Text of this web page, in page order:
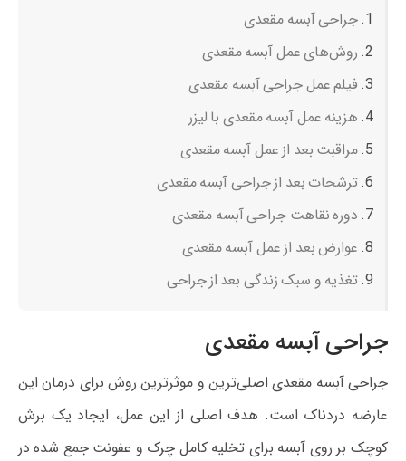
جراحی آبسه مقعدی
روش‌های عمل آبسه مقعدی
فیلم عمل جراحی آبسه مقعدی
هزینه عمل آبسه مقعدی با لیزر
مراقبت بعد از عمل آبسه مقعدی
ترشحات بعد از جراحی آبسه مقعدی
دوره نقاهت جراحی آبسه مقعدی
عوارض بعد از عمل آبسه مقعدی
تغذیه و سبک زندگی بعد از جراحی
جراحی آبسه مقعدی
جراحی آبسه مقعدی اصلی‌ترین و موثرترین روش برای درمان این
عارضه دردناک است. هدف اصلی از این عمل، ایجاد یک برش
کوچک بر روی آبسه برای تخلیه کامل چرک و عفونت جمع شده در